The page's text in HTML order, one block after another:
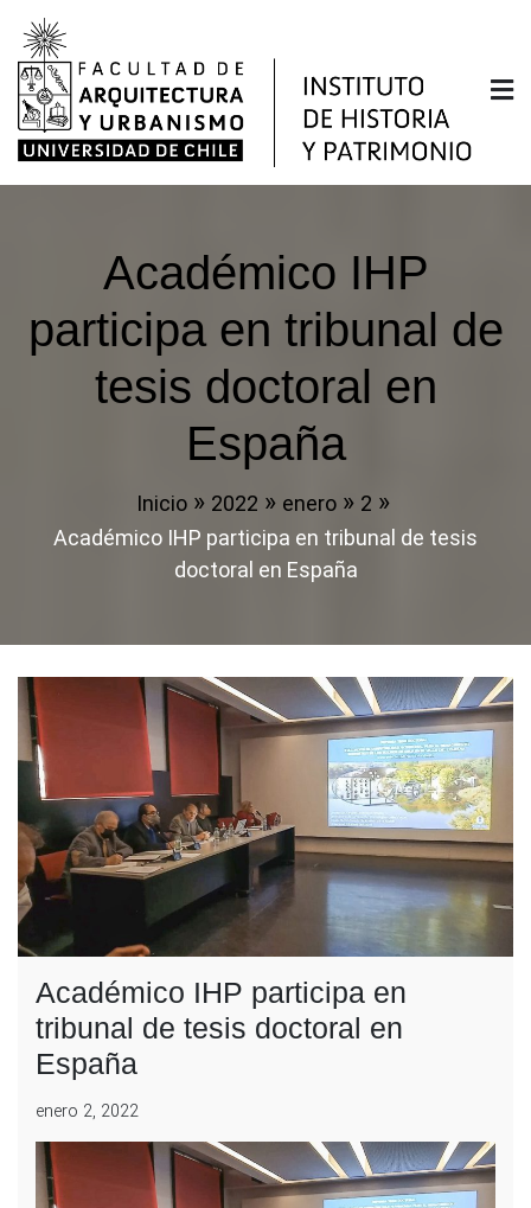
Saltar
contenido
Instituto de Historia y
Patrimonio
Facultad de Arquitectura y Urbanismo de la
Académico IHP
participa en tribunal de
tesis doctoral en
España
Inicio 2022 enero
2
Académico IHP participa en tribunal de tesis
doctoral en España
Académico IHP participa en
tribunal de tesis doctoral en
España
enero 2, 2022